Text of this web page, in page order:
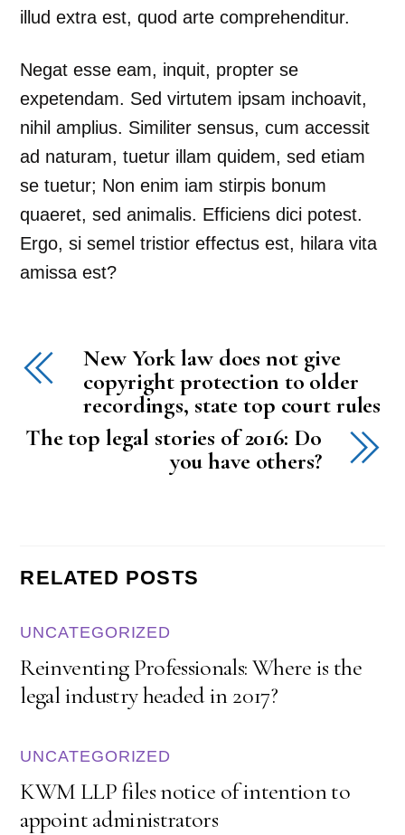
illud extra est, quod arte comprehenditur.
Negat esse eam, inquit, propter se
expetendam. Sed virtutem ipsam inchoavit,
nihil amplius. Similiter sensus, cum accessit
ad naturam, tuetur illam quidem, sed etiam
se tuetur; Non enim iam stirpis bonum
quaeret, sed animalis. Efficiens dici potest.
Ergo, si semel tristior effectus est, hilara vita
amissa est?
New York law does not give
copyright protection to older
recordings, state top court rules
The top legal stories of 2016: Do
you have others?
RELATED POSTS
UNCATEGORIZED
Reinventing Professionals: Where is the
legal industry headed in 2017?
UNCATEGORIZED
KWM LLP files notice of intention to
appoint administrators